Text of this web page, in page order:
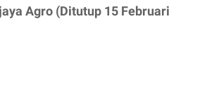
Agro (Ditutup 15 Februari